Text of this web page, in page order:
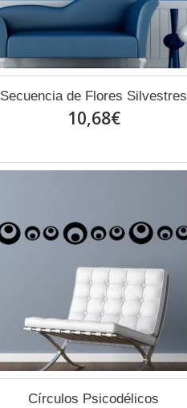
Secuencia de Flores Silvestres
10,68€
Círculos Psicodélicos